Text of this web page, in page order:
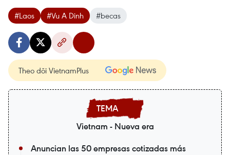
#Laos #Vu A Dinh #becas
Theo dõi VietnamPlus
Vietnam - Nueva era
Anuncian las 50 empresas cotizadas más